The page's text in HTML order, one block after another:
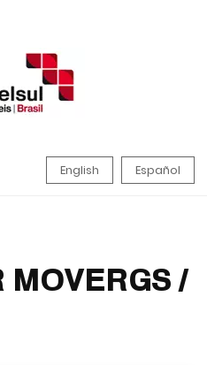
English Español
MOVERGS /